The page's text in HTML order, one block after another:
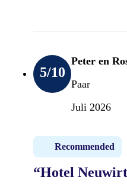
5/10
Peter en
Paar
Juli 2026
Recommended
“Hotel